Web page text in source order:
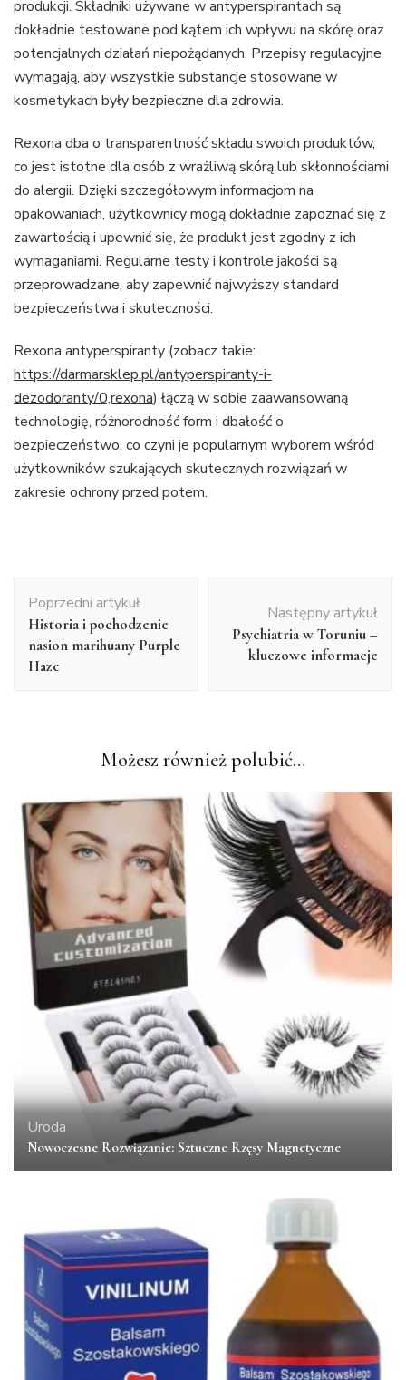
produkcji. Składniki używane w antyperspirantach są
dokładnie testowane pod kątem ich wpływu na skórę oraz
potencjalnych działań niepożądanych. Przepisy regulacyjne
wymagają, aby wszystkie substancje stosowane w
kosmetykach były bezpieczne dla zdrowia.
Rexona dba o transparentność składu swoich produktów,
co jest istotne dla osób z wrażliwą skórą lub skłonnościami
do alergii. Dzięki szczegółowym informacjom na
opakowaniach, użytkownicy mogą dokładnie zapoznać się z
zawartością i upewnić się, że produkt jest zgodny z ich
wymaganiami. Regularne testy i kontrole jakości są
przeprowadzane, aby zapewnić najwyższy standard
bezpieczeństwa i skuteczności.
Rexona antyperspiranty (zobacz takie:
https://darmarsklep.pl/antyperspiranty-i-
dezodoranty/0,rexona) łączą w sobie zaawansowaną
technologię, różnorodność form i dbałość o
bezpieczeństwo, co czyni je popularnym wyborem wśród
użytkowników szukających skutecznych rozwiązań w
zakresie ochrony przed potem.
wpisu
Poprzedni artykuł
Historia i pochodzenie
nasion marihuany Purple
Haze
Następny artykuł
Psychiatria w Toruniu –
kluczowe informacje
Możesz również polubić…
Uroda
Nowoczesne Rozwiązanie: Sztuczne Rzęsy Magnetyczne